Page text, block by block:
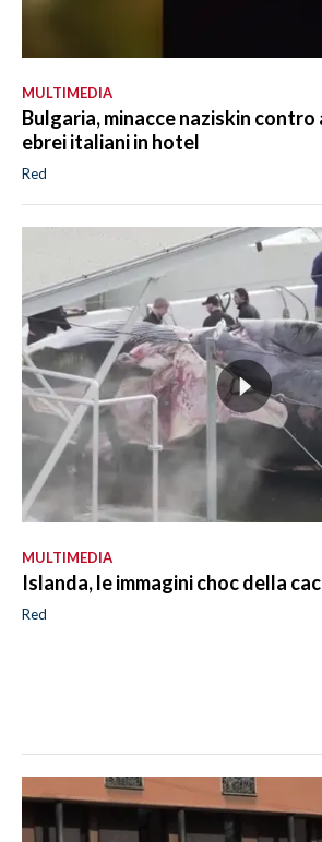
MULTIMEDIA
Bulgaria, minacce naziskin
ebrei italiani in hotel
Red
MULTIMEDIA
Islanda, le immagini choc della
Red